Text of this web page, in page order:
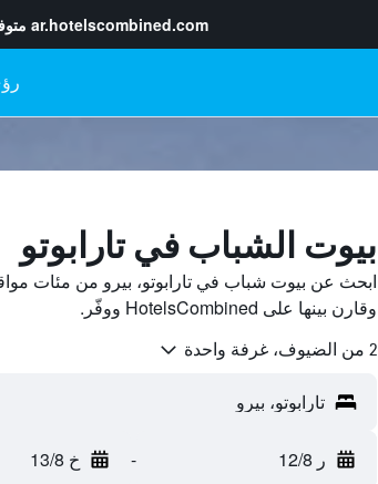
ar.hotelscombined.com
بيوت الشباب في تارابوتو
ابحث عن بيوت شباب في تارابوتو، بيرو من مئات
وقارن بينها على HotelsCombined ووفّر.
2 من الضيوف، غرفة واحدة
ر 12/8 - خ 13/8